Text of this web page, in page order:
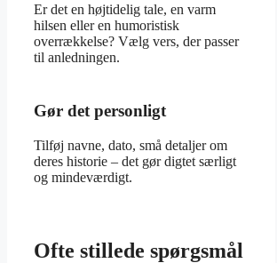
Er det en højtidelig tale, en varm
hilsen eller en humoristisk
overrækkelse? Vælg vers, der passer
til anledningen.
Gør det personligt
Tilføj navne, dato, små detaljer om
deres historie – det gør digtet særligt
og mindeværdigt.
Ofte stillede spørgsmål